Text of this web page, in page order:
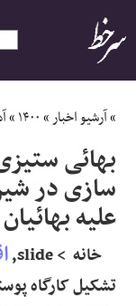
ایران
سیاسی
اقتصاد
ورزشی
»آرشیو اخبار»۱۴۰۰»
بهائی
سازی در
علیه بهائیان
خانه > slide,
تشکیل کارگاه